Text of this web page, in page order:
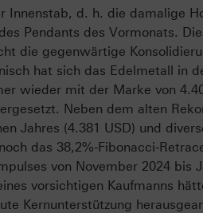
Innenstab, d. h. die damalige
Pendants des Vormonats.
die gegenwärtige
hat sich das Edelmetall in
wieder mit der Marke von
Neben dem alten
Jahres (4.381 USD) und
das 38,2%-Fibonacci-
von November 2024 bis
vorsichtigen Kaufmanns
Kernunterstützung